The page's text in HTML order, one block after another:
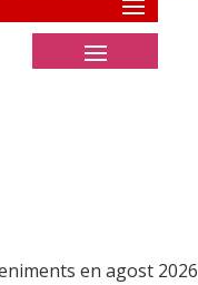
en agost 2026